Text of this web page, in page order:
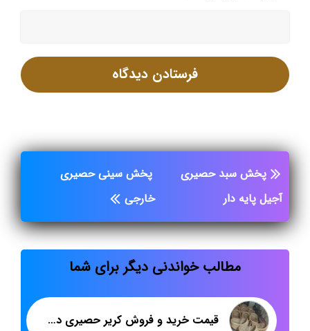
پخش سبد حصیری
آجیل پایه دار
پخش سینی حصیری
خارجی
مطالب خواندنی دیگر برای شما
قیمت خرید و فروش کریر حصیری دسته دار سایز 70 در 40 سانت برند هدیکا